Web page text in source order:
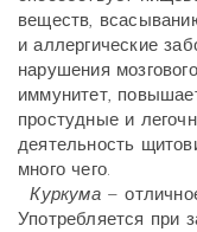
веществ,
и аллергические
нарушения
иммунитет,
простудные и
деятельность
много чего.
Куркума–
Употребляется при